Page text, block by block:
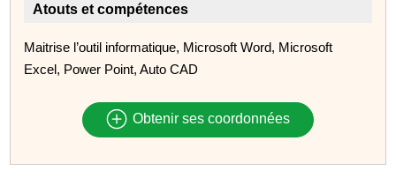
Atouts et compétences
Maitrise l’outil informatique, Microsoft Word, Microsoft
Excel, Power Point, Auto CAD
Obtenir ses coordonnées